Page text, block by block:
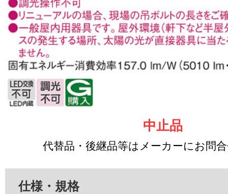
中止品
代替品・後継品等はメーカーにお問
仕様・規格